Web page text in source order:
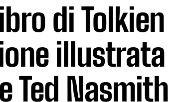
di Tolkien
illustrata
Ted Nasmith